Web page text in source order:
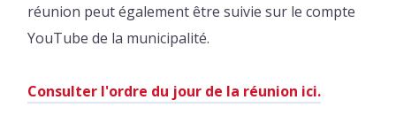
réunion peut également être suivie sur le compte
YouTube de la municipalité.
Consulter l'ordre du jour de la réunion ici.